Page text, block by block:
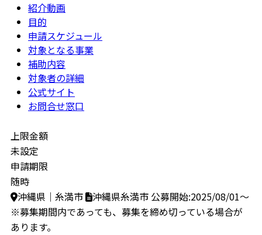
紹介動画
目的
申請スケジュール
対象となる事業
補助内容
対象者の詳細
公式サイト
お問合せ窓口
上限金額
未設定
申請期限
随時
沖縄県｜糸満市
沖縄県糸満市 公募開始:2025/08/01～
※募集期間内であっても、募集を締め切っている場合が
あります。